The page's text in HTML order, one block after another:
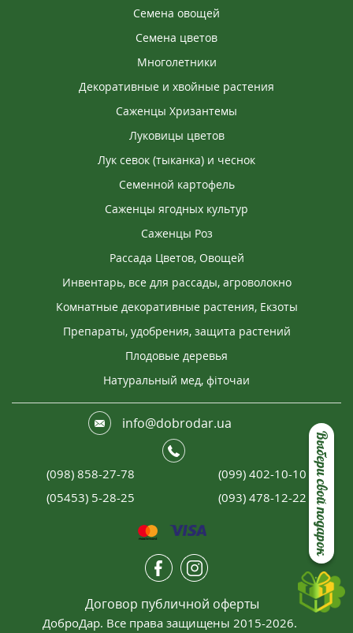
Выбери свой подарок
Семена овощей
Семена цветов
Многолетники
Декоративные и хвойные растения
Саженцы Хризантемы
Луковицы цветов
Лук севок (тыканка) и чеснок
Семенной картофель
Саженцы ягодных культур
Саженцы Роз
Рассада Цветов, Овощей
Инвентарь, все для рассады, агроволокно
Комнатные декоративные растения, Екзоты
Препараты, удобрения, защита растений
Плодовые деревья
Натуральный мед, фіточаи
info@dobrodar.ua
(098) 858-27-78
(099) 402-10-10
(05453) 5-28-25
(093) 478-12-22
Договор публичной оферты
ДоброДар. Все права защищены 2015-2026.